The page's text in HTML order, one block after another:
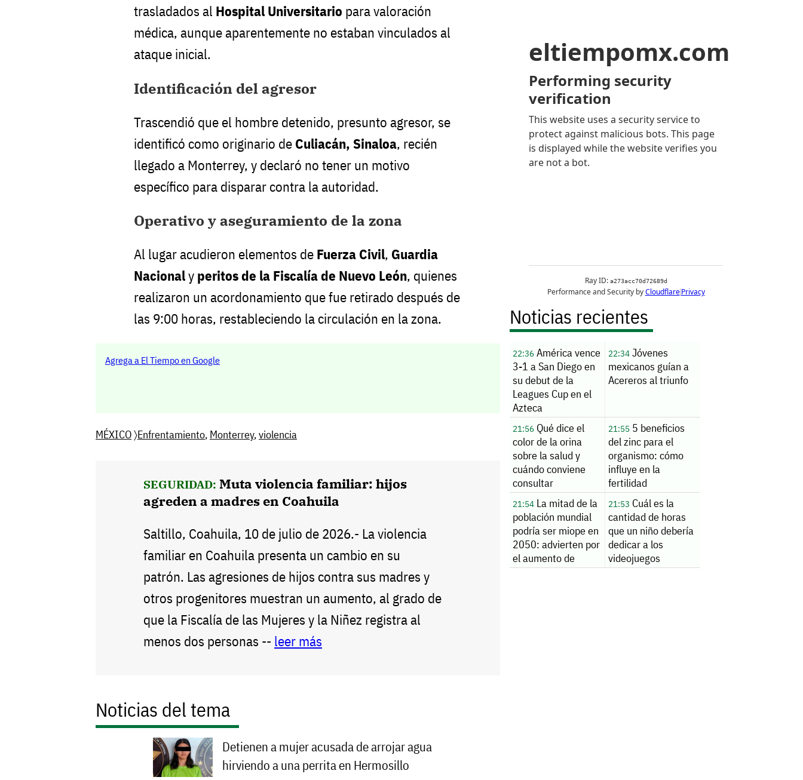
trasladados al Hospital Universitario para valoración
médica, aunque aparentemente no estaban vinculados al
ataque inicial.
Identificación del agresor
Trascendió que el hombre detenido, presunto agresor, se
identificó como originario de Culiacán, Sinaloa, recién
llegado a Monterrey, y declaró no tener un motivo
específico para disparar contra la autoridad.
Operativo y aseguramiento de la zona
Al lugar acudieron elementos de Fuerza Civil, Guardia
Nacionaly peritos de la Fiscalía de Nuevo León, quienes
realizaron un acordonamiento que fue retirado después de
las 9:00 horas, restableciendo la circulación en la zona.
Agrega a El Tiempo en Google
MÉXICO〉Enfrentamiento, Monterrey,violencia
SEGURIDAD: Muta violencia familiar: hijos
agreden a madres en Coahuila
Saltillo, Coahuila, 10 de julio de 2026.- La violencia
familiar en Coahuila presenta un cambio en su
patrón. Las agresiones de hijos contra sus madres y
otros progenitores muestran un aumento, al grado de
que la Fiscalía de las Mujeres y la Niñez registra al
menos dos personas -- leer más
Noticias del tema
Detienen a mujer acusada de arrojar agua
hirviendo a una perrita en Hermosillo
Noticias recientes
22:36 América vence
3-1 a San Diego en
su debut de la
Leagues Cup en el
Azteca
22:34Jóvenes
mexicanos guían a
Acereros al triunfo
21:56 Qué dice el
color de la orina
sobre la salud y
cuándo conviene
consultar
21:555 beneficios
del zinc para el
organismo: cómo
influye en la
fertilidad
21:54 La mitad de la
población mundial
podría ser miope en
2050: advierten por
el aumento de
casos
21:53 Cuál es la
cantidad de horas
que un niño debería
dedicar a los
videojuegos